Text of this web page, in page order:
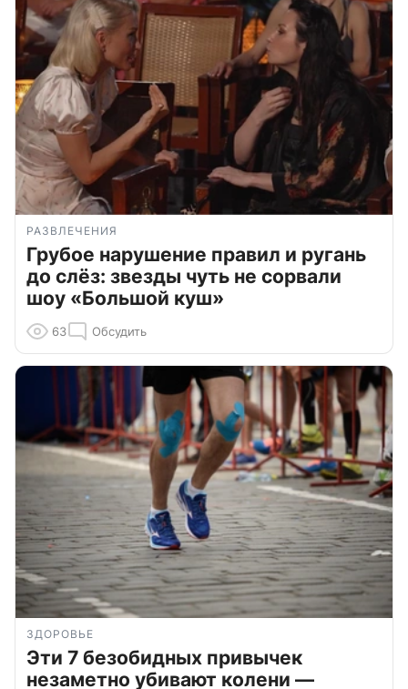
РАЗВЛЕЧЕНИЯ
Грубое нарушение правил и ругань
до слёз: звезды чуть не сорвали
шоу «Большой куш»
63 Обсудить
ЗДОРОВЬЕ
Эти 7 безобидных привычек
незаметно убивают колени —